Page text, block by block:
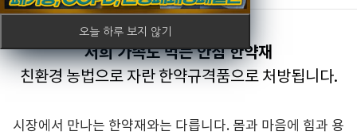
오늘 하루 보지 않기
저희 가족도 먹는 안심 한약재
친환경 농법으로 자란 한약규격품으로 처방됩니다.
시장에서 만나는 한약재와는 다릅니다. 몸과 마음에 힘과 용